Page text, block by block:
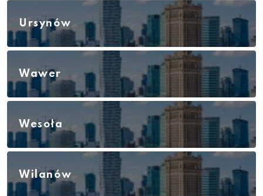
Ursynów
Wawer
Wesoła
Wilanów